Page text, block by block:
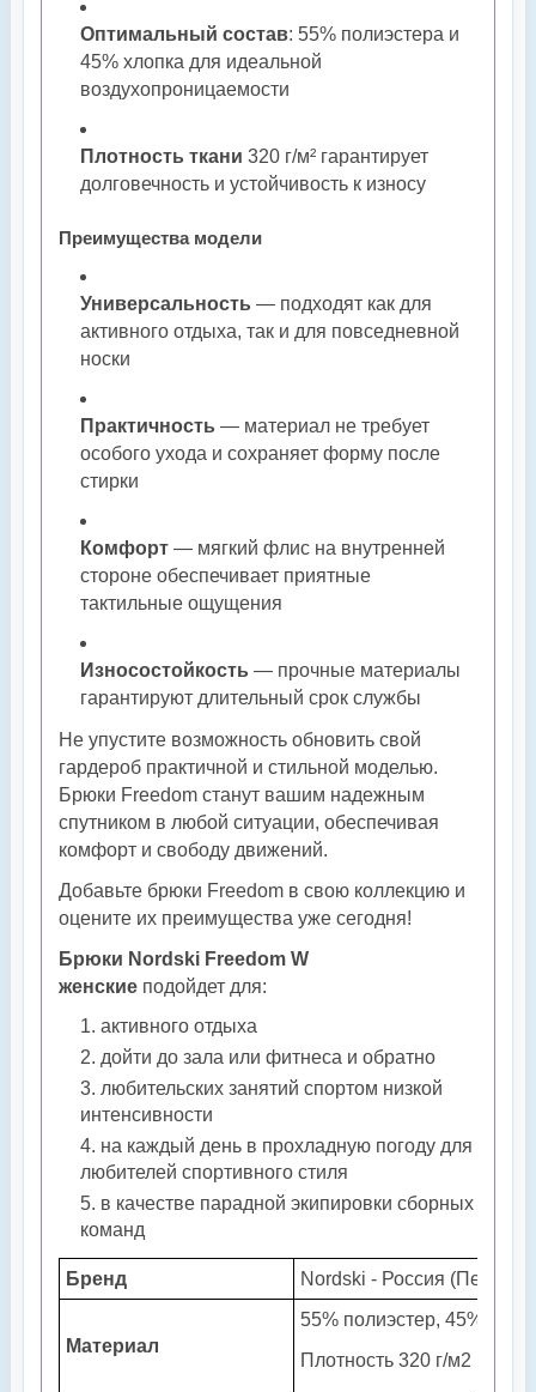
Оптимальный состав: 55% полиэстера и
45% хлопка для идеальной
воздухопроницаемости
Плотность ткани 320 г/м² гарантирует
долговечность и устойчивость к износу
Преимущества модели
Универсальность — подходят как для
активного отдыха, так и для повседневной
носки
Практичность — материал не требует
особого ухода и сохраняет форму после
стирки
Комфорт — мягкий флис на внутренней
стороне обеспечивает приятные
тактильные ощущения
Износостойкость — прочные материалы
гарантируют длительный срок службы
Не упустите возможность обновить свой
гардероб практичной и стильной моделью.
Брюки Freedom станут вашим надежным
спутником в любой ситуации, обеспечивая
комфорт и свободу движений.
Добавьте брюки Freedom в свою коллекцию и
оцените их преимущества уже сегодня!
Брюки Nordski Freedom W
женские подойдет для:
активного отдыха
дойти до зала или фитнеса и обратно
любительских занятий спортом низкой
интенсивности
на каждый день в прохладную погоду для
любителей спортивного стиля
в качестве парадной экипировки сборных
команд
Бренд Nordski - Россия (Пенза)
Материал
55% полиэстер, 45%
Плотность 320 г/м2